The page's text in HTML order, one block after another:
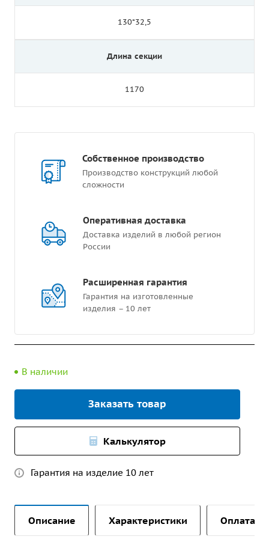
130*32,5
Длина секции
1170
Собственное производство
Производство конструкций любой
сложности
Оперативная доставка
Доставка изделий в любой регион
России
Расширенная гарантия
Гарантия на изготовленные
изделия – 10 лет
В наличии
Заказать товар
Калькулятор
Гарантия на изделие 10 лет
Описание Характеристики Оплата и